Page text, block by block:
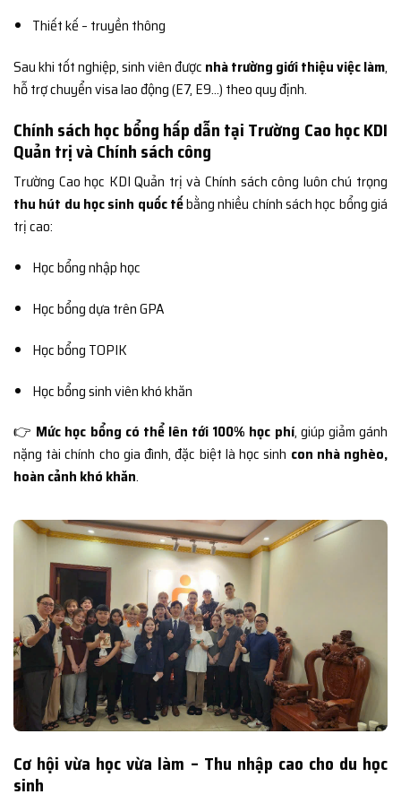
Thiết kế – truyền thông
Sau khi tốt nghiệp, sinh viên được nhà trường giới thiệu việc làm,
hỗ trợ chuyển visa lao động (E7, E9…) theo quy định.
Chính sách học bổng hấp dẫn tại Trường Cao học KDI
Quản trị và Chính sách công
Trường Cao học KDI Quản trị và Chính sách công luôn chú trọng
thu hút du học sinh quốc tếbằng nhiều chính sách học bổng giá
trị cao:
Học bổng nhập học
Học bổng dựa trên GPA
Học bổng TOPIK
Học bổng sinh viên khó khăn
👉 Mức học bổng có thể lên tới 100% học phí, giúp giảm gánh
nặng tài chính cho gia đình, đặc biệt là học sinh con nhà nghèo,
hoàn cảnh khó khăn.
Cơ hội vừa học vừa làm – Thu nhập cao cho du học
sinh